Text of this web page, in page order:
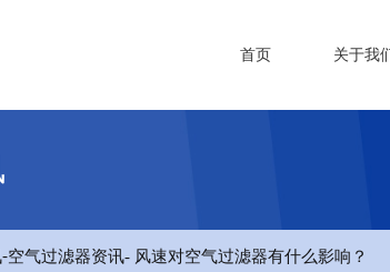
首页 关于我
-空气过滤器资讯- 风速对空气过滤器有什么影响？